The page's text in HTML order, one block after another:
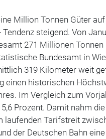
Million Tonnen Güter
steigend. Von
271 Millionen Tonnen
Bundesamt in
319 Kilometer weit
einen historischen
Im Vergleich zum
Prozent. Damit nahm
laufenden Tarifstreit
der Deutschen Bahn